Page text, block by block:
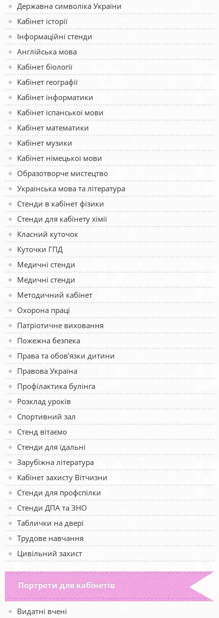
Державна символіка України
Кабінет історії
Інформаційні стенди
Англійська мова
Кабінет біології
Кабінет географії
Кабінет інформатики
Кабінет іспанської мови
Кабінет математики
Кабінет музики
Кабінет німецької мови
Образотворче мистецтво
Українська мова та література
Стенди в кабінет фізики
Стенди для кабінету хімії
Класний куточок
Куточки ГПД
Медичні стенди
Медичні стенди
Методичний кабінет
Охорона праці
Патріотичне виховання
Пожежна безпека
Права та обов’язки дитини
Правова Україна
Профілактика булінга
Розклад уроків
Спортивний зал
Стенд вітаємо
Стенди для їдальні
Зарубіжна література
Кабінет захисту Вітчизни
Стенди для профспілки
Стенди ДПА та ЗНО
Таблички на двері
Трудове навчання
Цивільний захист
Портрети для кабінетів
Видатні вчені